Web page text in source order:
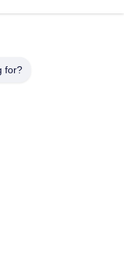
에 가입하십시오.
for?